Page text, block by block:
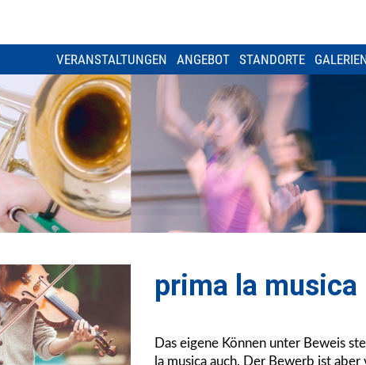
VERANSTALTUNGEN ANGEBOT STANDORTE
prima la musica
Das eigene Können unter Beweis
la musica auch. Der Bewerb ist